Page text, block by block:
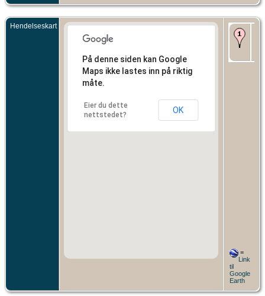
Hendelseskart
På denne siden kan Google
Maps ikke lastes inn på riktig
måte.
Eier du dette
nettstedet?
OK
=
Link
til
Google
Earth